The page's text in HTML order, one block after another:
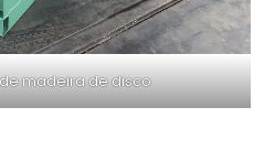
madeira de disco